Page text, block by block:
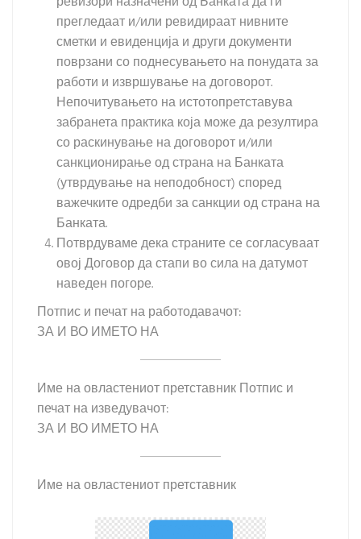
прегледаат и/или ревидираат нивните
сметки и евиденција и други документи
поврзани со поднесувањето на понудата за
работи и извршување на договорот.
Непочитувањето на истотопретставува
забранета практика која може да резултира
со раскинување на договорот и/или
санкционирање од страна на Банката
(утврдување на неподобност) според
важечките одредби за санкции од страна на
Банката.
Потврдуваме дека страните се согласуваат
овој Договор да стапи во сила на датумот
наведен погоре.
Потпис и печат на работодавачот:
ЗА И ВО ИМЕТО НА
Име на овластениот претставник Потпис и
печат на изведувачот:
ЗА И ВО ИМЕТО НА
Име на овластениот претставник